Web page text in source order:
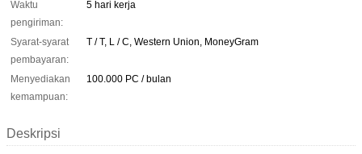
Waktu
pengiriman:
5 hari kerja
Syarat-syarat
pembayaran:
T / T, L / C, Western Union, MoneyGram
Menyediakan
kemampuan:
100.000 PC / bulan
Deskripsi